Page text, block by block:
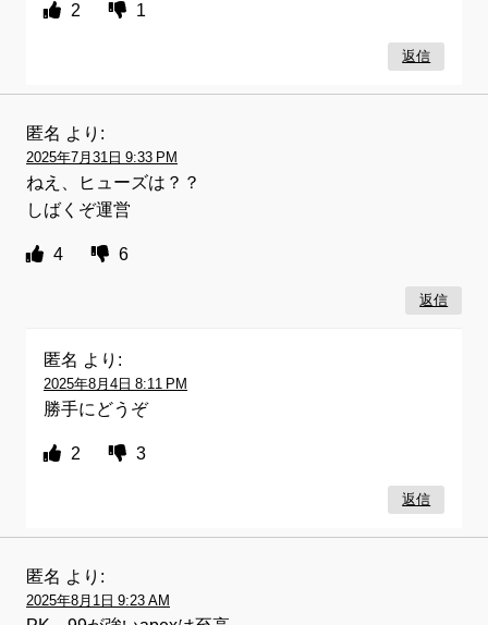
2 1
返信
匿名 より:
2025年7月31日 9:33 PM
ねえ、ヒューズは？？
しばくぞ運営
4 6
返信
匿名 より:
2025年8月4日 8:11 PM
勝手にどうぞ
2 3
返信
匿名 より:
2025年8月1日 9:23 AM